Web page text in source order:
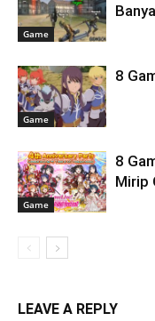
Game
Game
8
Game
8
Mirip
LEAVE A REPLY